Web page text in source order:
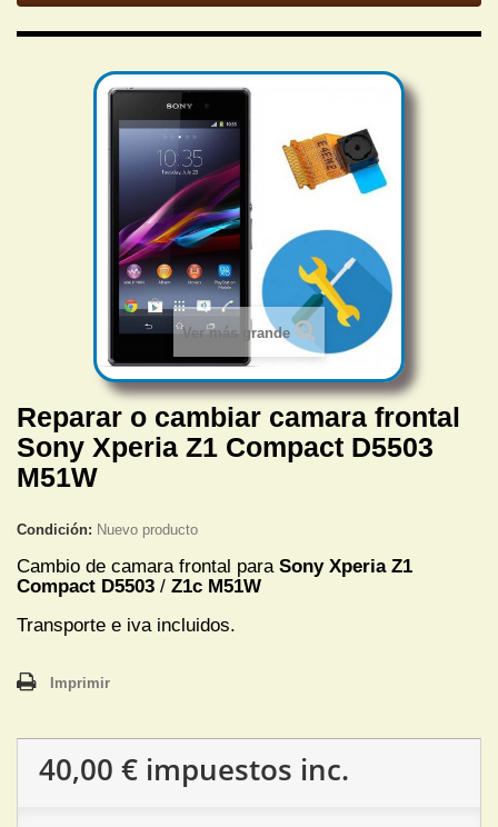
Ver más grande
Reparar o cambiar camara frontal
Sony Xperia Z1 Compact D5503
M51W
Condición: Nuevo producto
Cambio de camara frontal para Sony Xperia Z1
Compact D5503 / Z1c M51W
Transporte e iva incluidos.
Imprimir
40,00 € impuestos inc.